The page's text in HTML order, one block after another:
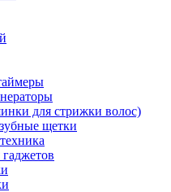
для стрижки волос)
щетки